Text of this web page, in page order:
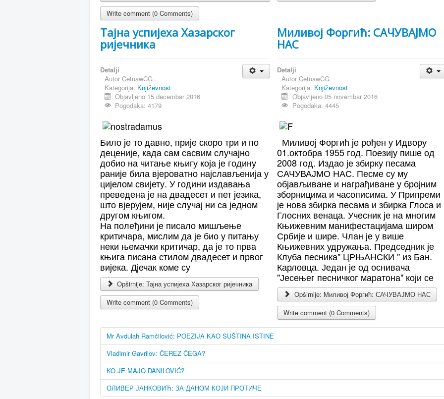
Write comment (0 Comments)
Тајна успијеха Хазарског
ријечника
Detalji
Autor CetuawCG
Kategorija: Književnost
Objavljeno 15 decembar 2016
Pogodaka: 4179
Било је то давно, прије скоро три и по
деценије, када сам сасвим случајно
добио на читање књигу која је годину
раније била вјероватно најслављенија у
цијелом свијету. У години издавања
преведена је на двадесет и пет језика,
што вјерујем, није случај ни са једном
другом књигом.
На полеђини је писало мишљење
критичара, мислим да је био у питању
неки њемачки критичар, да је то прва
књига писана стилом двадесет и првог
вијека. Дјечак коме су
Opširnije: Тајна успијеха Хазарског ријечника
Write comment (0 Comments)
Миливој Форгић: САЧУВАЈМО
НАС
Detalji
AutorCetuawCG
Kategorija: Književnost
Objavljeno 05 novembar 2016
Pogodaka: 4445
Миливој Форгић је рођен у Идвору
01.октобра 1955 год. Поезију пише од
2008 год. Издао је збирку песама
САЧУВАЈМО НАС. Песме су му
објављиване и награђиване у бројним
зборницима и часописима. У Припреми
је нова збирка песама и збирка Глоса и
Глосних венаца. Учесник је на многим
Књижевним манифестацијама широм
Србије и шире. Члан је у више
Књижевних удружања. Председник је
Клуба песника" ЦРЊАНСКИ " из Бан.
Карловца. Један је од оснивача
"Јесењег песничког маратона" који се
Opširnije: Миливој Форгић: САЧУВАЈМО НАС
Write comment (0 Comments)
Mr Avdulah Ramčilović: POEZIJA KAO SUŠTINA ISTINE
Vladimir Gavrilov: ČEREZ ČEGA?
KO JE MAJO DANILOVIĆ?
ОЛИВЕР ЈАНКОВИЋ: ЗА ДАНОМ КОЈИ ПРОТИЧЕ